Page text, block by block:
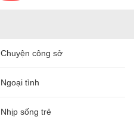
Chuyện công sở
Ngoại tình
Nhịp sống trẻ